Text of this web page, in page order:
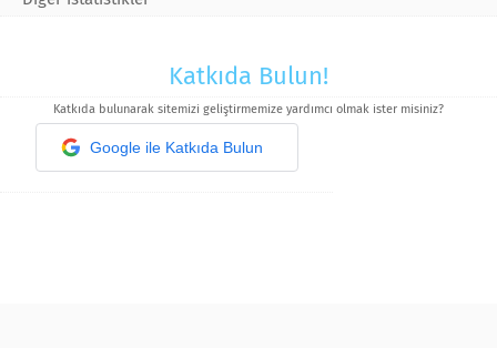
Katkıda Bulun!
Katkıda bulunarak sitemizi geliştirmemize yardımcı olmak ister misiniz?
Google ile Katkıda Bulun